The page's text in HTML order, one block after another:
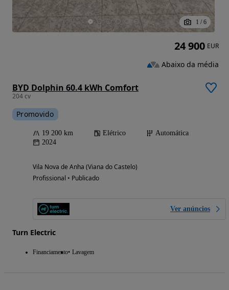
1 / 6
BYD Dolphin 60.4 kWh Comfort
204 cv
Promovido
19 200 km Elétrico
Automática
2024
Vila Nova de Anha (Viana do Castelo)
Profissional • Publicado
Ver anúncios
Turn Electric
Financiamento Lavagem
24 900 EUR
Abaixo da média